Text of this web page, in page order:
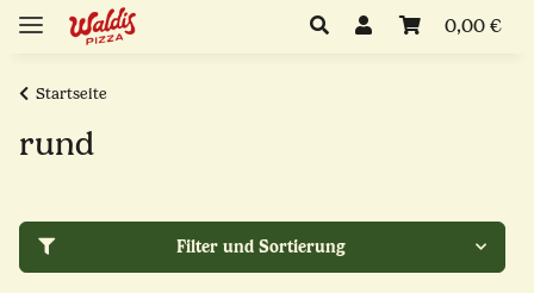
0,00 €
Startseite
rund
Filter und Sortierung